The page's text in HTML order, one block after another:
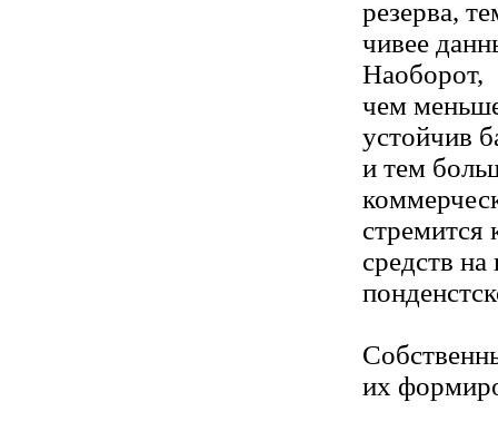
резерва,
чивее
Наоборот,
чем
устойчив
и тем
стремится
средств на
их